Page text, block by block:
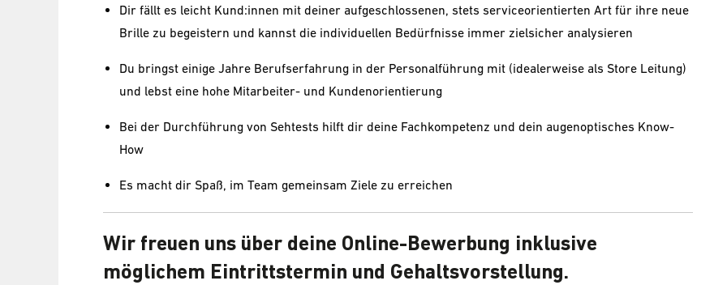
Dir fällt es leicht Kund:innen mit deiner aufgeschlossenen, stets serviceorientierten Art für ihre neue
Brille zu begeistern und kannst die individuellen Bedürfnisse immer zielsicher analysieren
Du bringst einige Jahre Berufserfahrung in der Personalführung mit (idealerweise als Store Leitung)
und lebst eine hohe Mitarbeiter- und Kundenorientierung
Bei der Durchführung von Sehtests hilft dir deine Fachkompetenz und dein augenoptisches Know-
How
Es macht dir Spaß, im Team gemeinsam Ziele zu erreichen
Wir freuen uns über deine Online-Bewerbung inklusive
möglichem Eintrittstermin und Gehaltsvorstellung.